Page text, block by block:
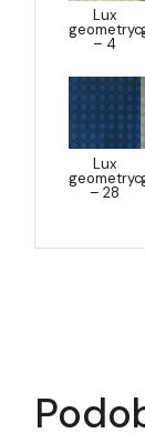
Lux
– 4
Lux
– 28